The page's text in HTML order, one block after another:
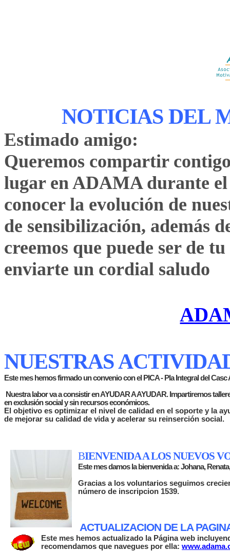
NOTICIAS DEL
Estimado amigo:
Queremos compartir
lugar en ADAMA durante
conocer la evolución de
de sensibilización, además
creemos que puede ser de
enviarte un cordial saludo
NUESTRAS
Este mes hemos firmado un convenio con el PICA - Pla Integral del
Nuestra labor va a consistir en AYUDAR A AYUDAR. Impartiremos
en exclusión social y sin recursos económicos.
El objetivo es optimizar el nivel de calidad en el soporte y la
de mejorar su calidad de vida y acelerar su reinserción social.
BIENVENIDA A LOS NUEVOS
Este mes damos la bienvenida a: Johana,
Gracias a los voluntarios seguimos
número de inscripcion 1539.
ACTUALIZACION DE LA
Este mes hemos actualizado la Página web
recomendamos que navegues por ella: